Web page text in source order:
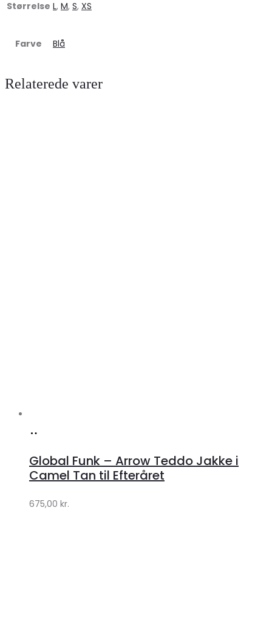
Størrelse L, M, S, XS
Farve Blå
Relaterede varer
Lykke
Lykke
Global Funk – Arrow Teddo Jakke i
Camel Tan til Efteråret
675,00 kr.